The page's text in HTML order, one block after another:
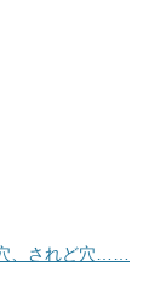
、されど穴……